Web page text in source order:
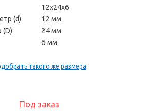
Под заказ
12х24х6
(d)
12 мм
(D)
24 мм
6 мм
такого же размера